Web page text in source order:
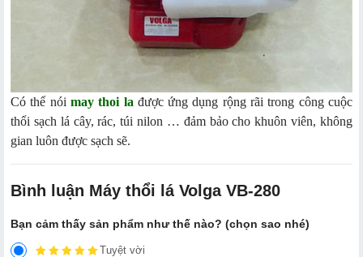
Có thể nói may thoi lađược ứng dụng rộng rãi trong công cuộc
thổi sạch lá cây, rác, túi nilon … đảm bảo cho khuôn viên, không
gian luôn được sạch sẽ.
Bình luận Máy thổi lá Volga VB-280
Bạn cảm thấy sản phẩm như thế nào? (chọn sao nhé)
Tuyệt vời